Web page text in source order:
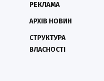
РЕКЛАМА
АРХІВ НОВИН
СТРУКТУРА
ВЛАСНОСТІ